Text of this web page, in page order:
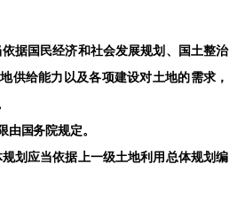
据国民经济和社会发展规划、国土整治
供给能力以及各项建设对土地的需求，
由国务院规定。
划应当依据上一级土地利用总体规划编